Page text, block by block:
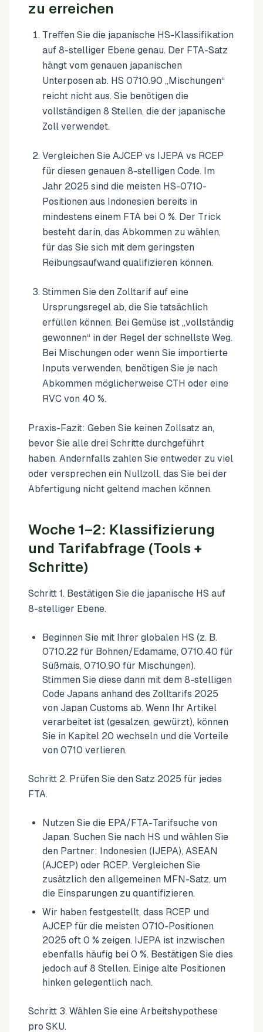
zu erreichen
Treffen Sie die japanische HS-Klassifikation
auf 8-stelliger Ebene genau. Der FTA-Satz
hängt vom genauen japanischen
Unterposen ab. HS 0710.90 „Mischungen“
reicht nicht aus. Sie benötigen die
vollständigen 8 Stellen, die der japanische
Zoll verwendet.
Vergleichen Sie AJCEP vs IJEPA vs RCEP
für diesen genauen 8-stelligen Code. Im
Jahr 2025 sind die meisten HS-0710-
Positionen aus Indonesien bereits in
mindestens einem FTA bei 0 %. Der Trick
besteht darin, das Abkommen zu wählen,
für das Sie sich mit dem geringsten
Reibungsaufwand qualifizieren können.
Stimmen Sie den Zolltarif auf eine
Ursprungsregel ab, die Sie tatsächlich
erfüllen können. Bei Gemüse ist „vollständig
gewonnen“ in der Regel der schnellste Weg.
Bei Mischungen oder wenn Sie importierte
Inputs verwenden, benötigen Sie je nach
Abkommen möglicherweise CTH oder eine
RVC von 40 %.
Praxis-Fazit: Geben Sie keinen Zollsatz an,
bevor Sie alle drei Schritte durchgeführt
haben. Andernfalls zahlen Sie entweder zu viel
oder versprechen ein Nullzoll, das Sie bei der
Abfertigung nicht geltend machen können.
Woche 1–2: Klassifizierung
und Tarifabfrage (Tools +
Schritte)
Schritt 1. Bestätigen Sie die japanische HS auf
8-stelliger Ebene.
Beginnen Sie mit Ihrer globalen HS (z. B.
0710.22 für Bohnen/Edamame, 0710.40 für
Süßmais, 0710.90 für Mischungen).
Stimmen Sie diese dann mit dem 8-stelligen
Code Japans anhand des Zolltarifs 2025
von Japan Customs ab. Wenn Ihr Artikel
verarbeitet ist (gesalzen, gewürzt), können
Sie in Kapitel 20 wechseln und die Vorteile
von 0710 verlieren.
Schritt 2. Prüfen Sie den Satz 2025 für jedes
FTA.
Nutzen Sie die EPA/FTA-Tarifsuche von
Japan. Suchen Sie nach HS und wählen Sie
den Partner: Indonesien (IJEPA), ASEAN
(AJCEP) oder RCEP. Vergleichen Sie
zusätzlich den allgemeinen MFN-Satz, um
die Einsparungen zu quantifizieren.
Wir haben festgestellt, dass RCEP und
AJCEP für die meisten 0710-Positionen
2025 oft 0 % zeigen. IJEPA ist inzwischen
ebenfalls häufig bei 0 %. Bestätigen Sie dies
jedoch auf 8 Stellen. Einige alte Positionen
hinken gelegentlich nach.
Schritt 3. Wählen Sie eine Arbeitshypothese
pro SKU.